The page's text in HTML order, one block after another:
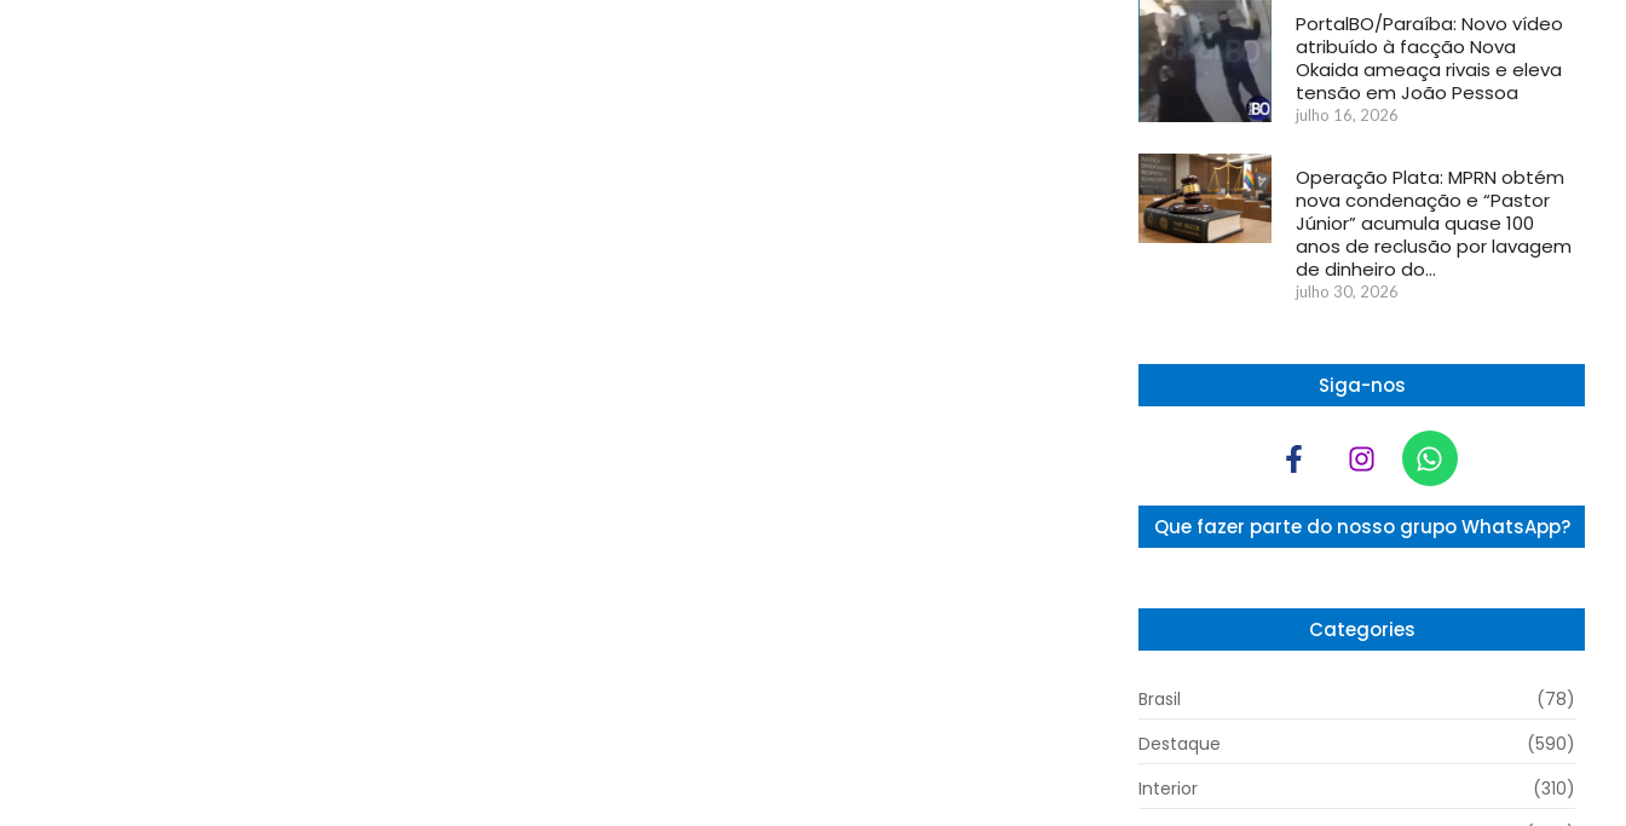
PortalBO/Paraíba: Novo vídeo
atribuído à facção Nova
Okaida ameaça rivais e eleva
tensão em João Pessoa
julho 16, 2026
Operação Plata: MPRN obtém
nova condenação e “Pastor
Júnior” acumula quase 100
anos de reclusão por lavagem
de dinheiro do…
julho 30, 2026
Siga-nos
Que fazer parte do nosso grupo WhatsApp?
Categories
Brasil
(78)
Destaque
(590)
Interior
(310)